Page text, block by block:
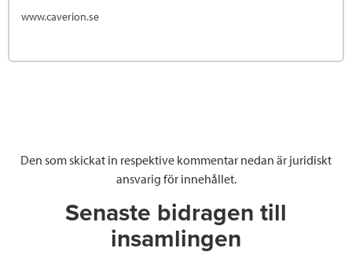
www.caverion.se
Den som skickat in respektive kommentar nedan är juridiskt
ansvarig för innehållet.
Senaste bidragen till
insamlingen